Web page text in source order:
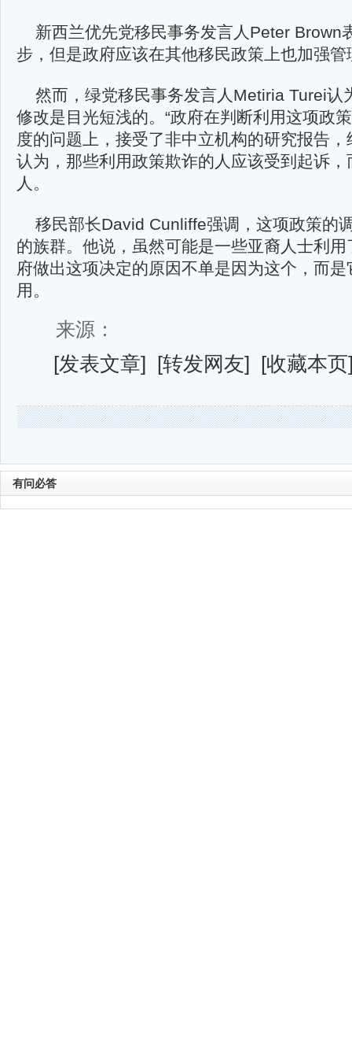
新西兰优先党移民事务发言人Peter Brown
步，但是政府应该在其他移民政策上也加强
然而，绿党移民事务发言人Metiria Turei认
修改是目光短浅的。“政府在判断利用这项政
度的问题上，接受了非中立机构的研究报告
认为，那些利用政策欺诈的人应该受到起诉
人。
移民部长David Cunliffe强调，这项政策的
的族群。他说，虽然可能是一些亚裔人士利
府做出这项决定的原因不单是因为这个，而
用。
来源：
[发表文章] [转发网友] [收藏本页
有问必答